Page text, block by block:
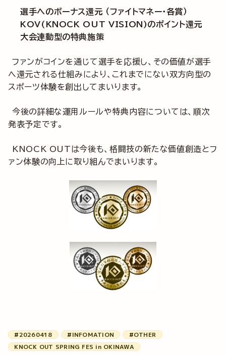
選手へのボーナス還元 （ファイトマネー・各賞）
KOV(KNOCK OUT VISION)のポイント還元
大会連動型の特典施策
ファンがコインを通じて選手を応援し、その価値が選手
へ還元される仕組みにより、これまでにない双方向型の
スポーツ体験を創出してまいります。
今後の詳細な運用ルールや特典内容については、順次
発表予定です。
KNOCK OUTは今後も、格闘技の新たな価値創造とフ
ァン体験の向上に取り組んでまいります。
#20260418 #INFOMATION
#OTHER
KNOCK OUT SPRING FES in OKINAWA